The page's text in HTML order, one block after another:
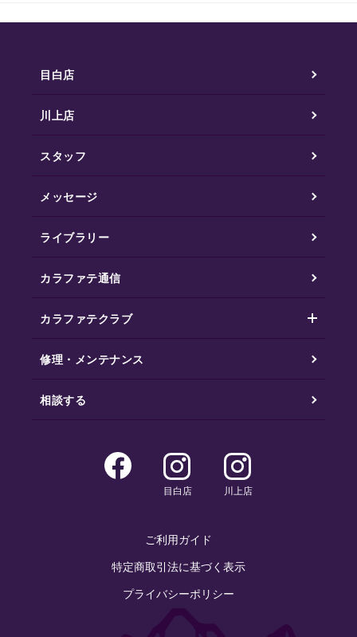
目白店
川上店
スタッフ
メッセージ
ライブラリー
カラファテ通信
カラファテクラブ
修理・メンテナンス
相談する
目白店 川上店
ご利用ガイド
特定商取引法に基づく表示
プライバシーポリシー